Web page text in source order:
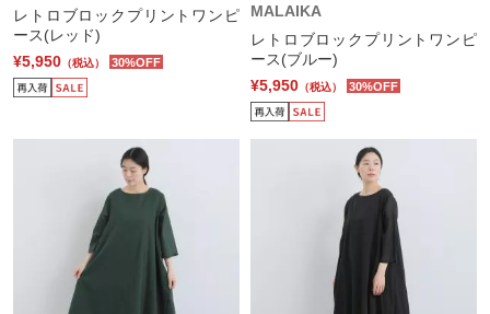
レトロブロックプリントワンピ
ース(レッド)
¥5,950 （税込） 30%OFF
MALAIKA
レトロブロックプリントワンピ
ース(ブルー)
¥5,950 （税込） 30%OFF